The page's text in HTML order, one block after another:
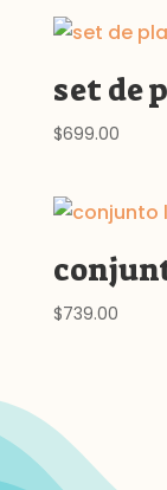
set de
$699.00
$739.00